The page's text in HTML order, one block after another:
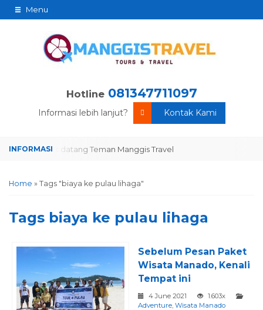
Menu
Hotline 081347711097
Informasi lebih lanjut? Kontak Kami
datang Teman Manggis Travel Selamat datang Teman
Home » Tags "biaya ke pulau lihaga"
Tags biaya ke pulau lihaga
Sebelum Pesan Paket
Wisata Manado, Kenali
Tempat ini
4 June 2021
1.603x
Adventure, Wisata Manado